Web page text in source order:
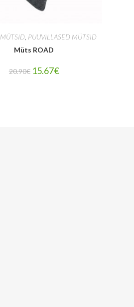
MÜTSID PUUVILLASED MÜTSID
Müts ROAD
20.90€ 15.67€